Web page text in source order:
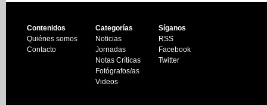
Contenidos
Quiénes somos
Contacto
Categorías
Noticias
Jornadas
Notas Críticas
Fotógrafos/as
Videos
Síganos
RSS
Facebook
Twitter